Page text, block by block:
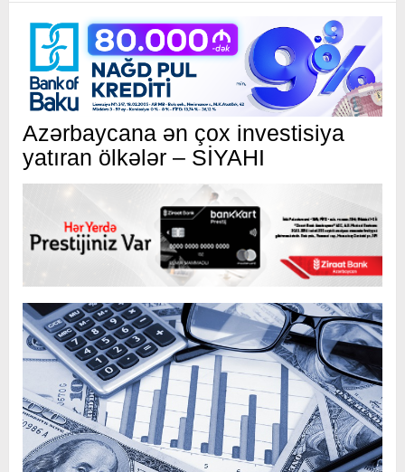
Azərbaycana ən çox investisiya
yatıran ölkələr – SİYAHI